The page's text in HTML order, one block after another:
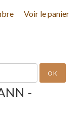
Voir le panier
OK
-